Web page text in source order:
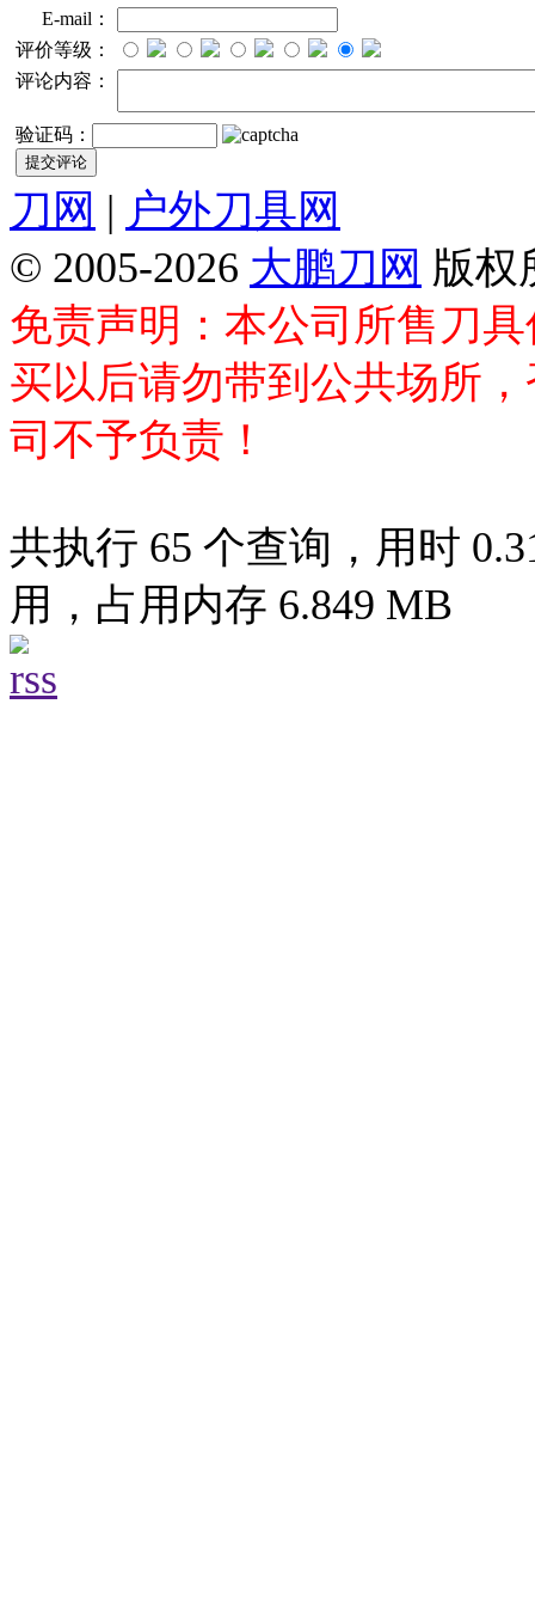
E-mail：
评价等级：
评论内容：
验证码：
刀网 | 户外刀具网
© 2005-2026 大鹏刀网 版权
免责声明：本公司所售刀
买以后请勿带到公共场所
司不予负责！
共执行 65 个查询，用时
用，占用内存 6.849 MB